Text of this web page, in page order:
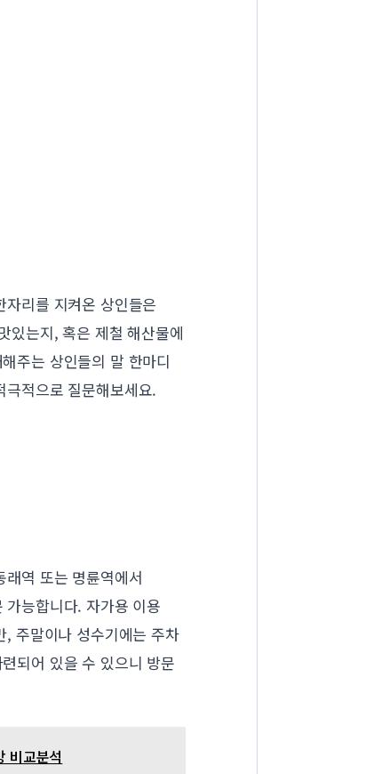
리를 지켜온 상인들은
있는지, 혹은 제철 해산물에
주는 상인들의 말 한마디
적으로 질문해보세요.
역 또는 명륜역에서
능합니다. 자가용 이용
, 주말이나 성수기에는 주차
되어 있을 수 있으니 방문
비교분석